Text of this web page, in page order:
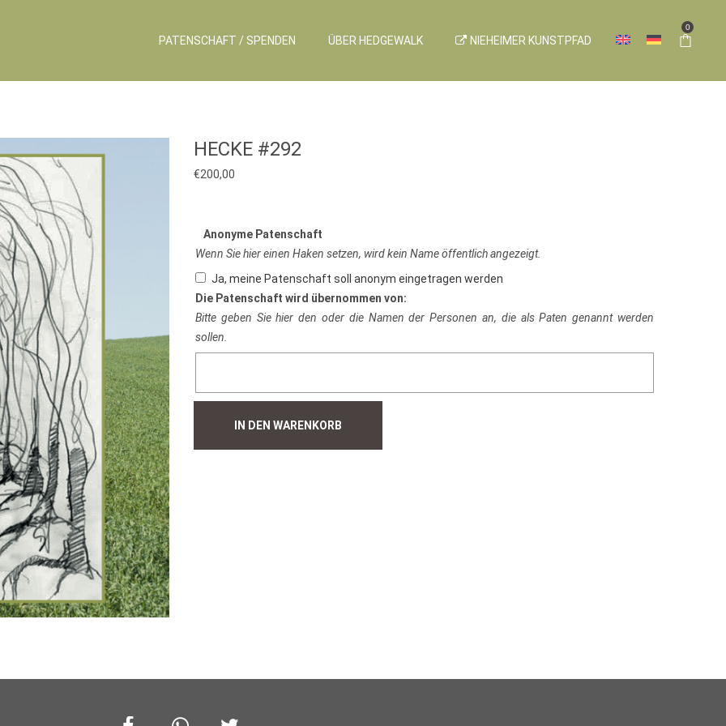
PATENSCHAFT / SPENDEN ÜBER HEDGEWALK NIEHEIMER KUNSTPFAD
0
HECKE #292
€200,00
Anonyme Patenschaft
Wenn Sie hier einen Haken setzen, wird kein Name öffentlich angezeigt.
Ja, meine Patenschaft soll anonym eingetragen werden
Die Patenschaft wird übernommen von:
Bitte geben Sie hier den oder die Namen der Personen an, die als Paten genannt werden
sollen.
Menge
IN DEN WARENKORB